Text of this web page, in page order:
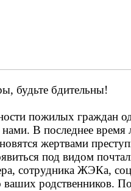
будьте бдительны!
пожилых граждан
В последнее
жертвами
под видом
сотрудника ЖЭКа,
ваших родственников.